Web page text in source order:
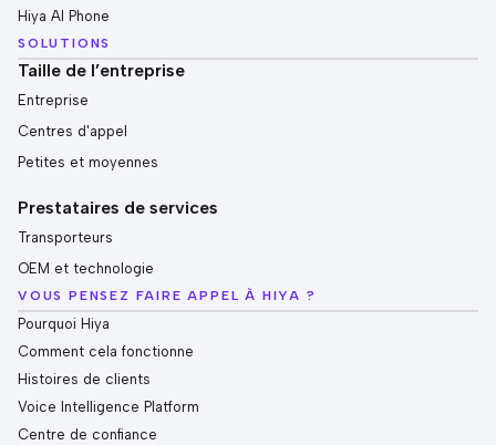
Hiya AI Phone
SOLUTIONS
Taille de l’entreprise
Entreprise
Centres d'appel
Petites et moyennes
Prestataires de services
Transporteurs
OEM et technologie
VOUS PENSEZ FAIRE APPEL À HIYA ?
Pourquoi Hiya
Comment cela fonctionne
Histoires de clients
Voice Intelligence Platform
Centre de confiance